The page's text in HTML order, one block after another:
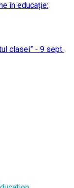
în educație:
clasei” - 9 sept.